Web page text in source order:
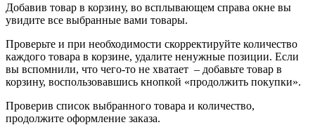
Добавив товар в корзину, во всплывающем справа окне вы
увидите все выбранные вами товары.
Проверьте и при необходимости скорректируйте количество
каждого товара в корзине, удалите ненужные позиции. Если
вы вспомнили, что чего-то не хватает – добавьте товар в
корзину, воспользовавшись кнопкой «продолжить покупки».
Проверив список выбранного товара и количество,
продолжите оформление заказа.